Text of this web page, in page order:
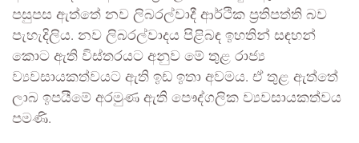
පසුපස ඇත්තේ නව ලිබරල්වාදී ආර්ථික ප්‍රතිපත්ති බව
පැහැදිලිය. නව ලිබරල්වාදය පිළිබඳ ඉහතින් සඳහන්
කොට ඇති විස්තරයට අනුව මේ තුළ රාජ්‍ය
ව්‍යවසායකත්වයට ඇති ඉඩ ඉතා අවමය. ඒ තුළ ඇත්තේ
ලාබ ඉපයීමේ අරමුණ ඇති පෞද්ගලික ව්‍යවසායකත්වය
පමණි.